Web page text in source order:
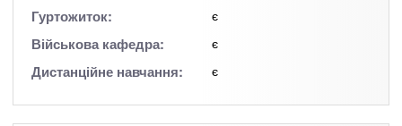
Гуртожиток: є
Військова кафедра: є
Дистанційне навчання: є